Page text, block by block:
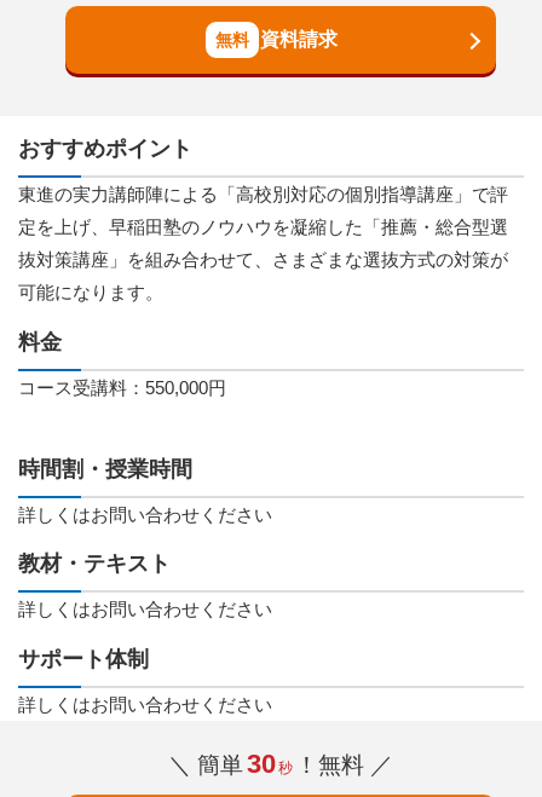
資料請求
おすすめポイント
東進の実力講師陣による「高校別対応の個別指導講座」で評
定を上げ、早稲田塾のノウハウを凝縮した「推薦・総合型選
抜対策講座」を組み合わせて、さまざまな選抜方式の対策が
可能になります。
料金
コース受講料：550,000円
時間割・授業時間
詳しくはお問い合わせください
教材・テキスト
詳しくはお問い合わせください
サポート体制
詳しくはお問い合わせください
＼ 簡単30秒 ！無料 ／